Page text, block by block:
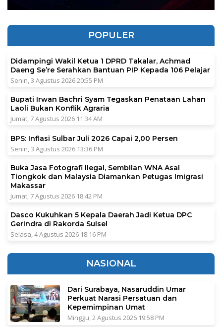
POPULER
Didampingi Wakil Ketua 1 DPRD Takalar, Achmad
Daeng Se’re Serahkan Bantuan PIP Kepada 106 Pelajar
Senin, 3 Agustus 2026 20:55 PM
Bupati Irwan Bachri Syam Tegaskan Penataan Lahan
Laoli Bukan Konflik Agraria
Jumat, 7 Agustus 2026 11:34 AM
BPS: Inflasi Sulbar Juli 2026 Capai 2,00 Persen
Senin, 3 Agustus 2026 13:36 PM
Buka Jasa Fotografi Ilegal, Sembilan WNA Asal
Tiongkok dan Malaysia Diamankan Petugas Imigrasi
Makassar
Jumat, 7 Agustus 2026 18:42 PM
Dasco Kukuhkan 5 Kepala Daerah Jadi Ketua DPC
Gerindra di Rakorda Sulsel
Selasa, 4 Agustus 2026 18:16 PM
NASIONAL
Dari Surabaya, Nasaruddin Umar
Perkuat Narasi Persatuan dan
Kepemimpinan Umat
Minggu, 2 Agustus 2026 19:58 PM